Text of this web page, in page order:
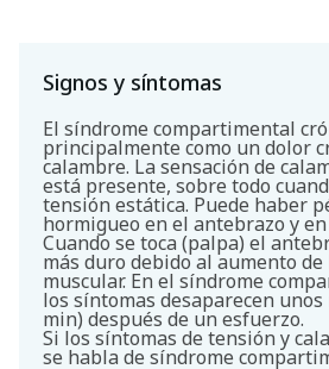
Signos y síntomas
El síndrome compartimental
principalmente como un dolor
calambre. La sensación de
está presente, sobre todo
tensión estática. Puede haber
hormigueo en el antebrazo y
Cuando se toca (palpa) el
más duro debido al aumento
muscular. En el síndrome
los síntomas desaparecen
min) después de un esfuerzo.
Si los síntomas de tensión y
se habla de síndrome